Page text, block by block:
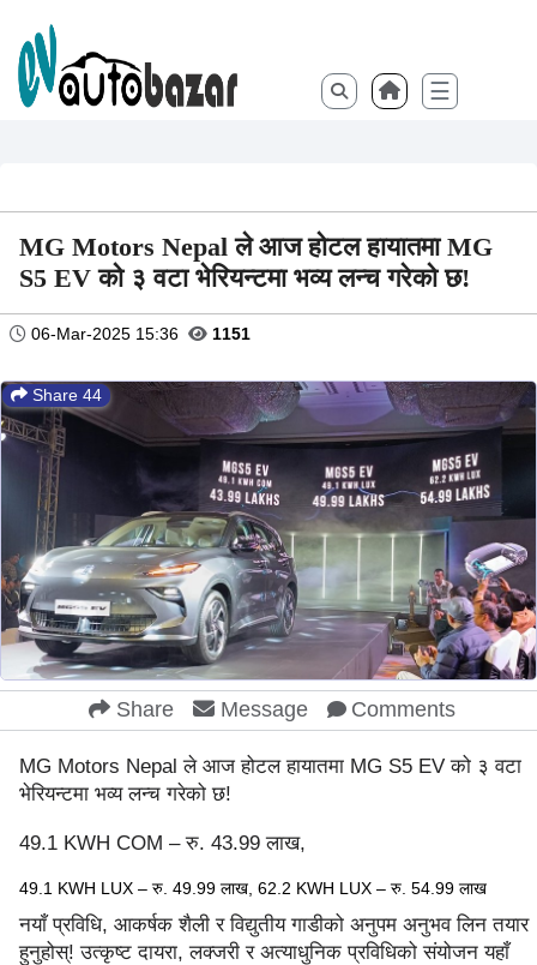
☰
MG Motors Nepal ले आज होटल हायातमा MG
S5 EV को ३ वटा भेरियन्टमा भव्य लन्च गरेको छ!
06-Mar-2025 15:36 1151
Share 44
Share Message Comments
MG Motors Nepal ले आज होटल हायातमा MG S5 EV को ३ वटा
भेरियन्टमा भव्य लन्च गरेको छ!
49.1 KWH COM – रु. 43.99 लाख,
49.1 KWH LUX – रु. 49.99 लाख, 62.2 KWH LUX – रु. 54.99 लाख
नयाँ प्रविधि, आकर्षक शैली र विद्युतीय गाडीको अनुपम अनुभव लिन तयार
हुनुहोस्! उत्कृष्ट दायरा, लक्जरी र अत्याधुनिक प्रविधिको संयोजन यहाँ